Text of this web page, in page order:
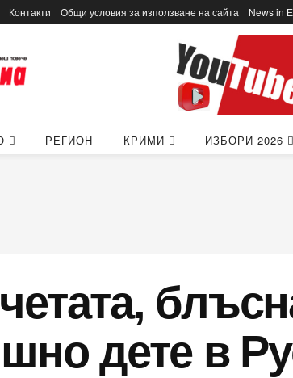
Контакти Общи условия за използване на сайта News in
РЕГИОН КРИМИ ИЗБОРИ 2026
дете в